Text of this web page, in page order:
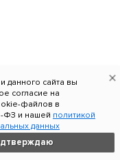
данного сайта вы
согласие на
файлов в
ФЗ и нашей политикой
данных